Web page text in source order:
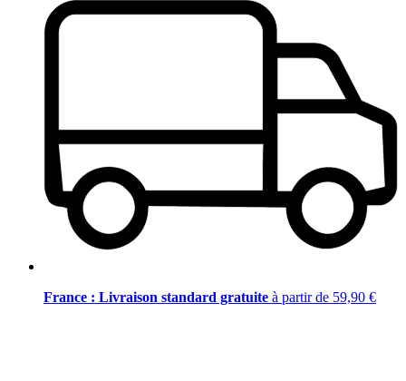
France : Livraison standard gratuite à partir de 59,90 €